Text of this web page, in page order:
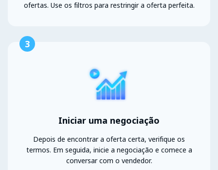
ofertas. Use os filtros para restringir a oferta perfeita.
3
Iniciar uma negociação
Depois de encontrar a oferta certa, verifique os
termos. Em seguida, inicie a negociação e comece a
conversar com o vendedor.